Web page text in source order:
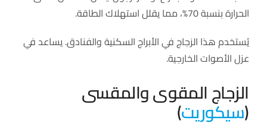
الحرارة بنسبة 70%، مما يقلل استهلاك الطاقة.
يُستخدم هذا الزجاج في الأبراج السكنية والفنادق. يساعد في
عزل الأصوات الخارجية.
الزجاج المقوى والمقسى
(سيكوريت)